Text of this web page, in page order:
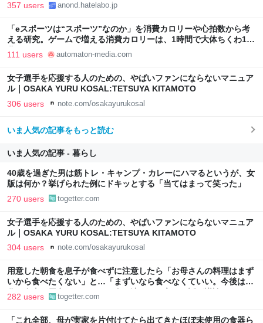
357 users anond.hatelabo.jp
「eスポーツは“スポーツ”なのか」を消費カロリーや心拍数から考
える研究。ゲームで増える消費カロリーは、1時間で大体ちくわ1本
分 - AUTOMATON
111 users automaton-media.com
女子選手を応援する人のための、やばいファンにならないマニュア
ル｜OSAKA YURU KOSAL:TETSUYA KITAMOTO
306 users note.com/osakayurukosal
いま人気の記事をもっと読む
いま人気の記事 - 暮らし
40歳を過ぎた男は筋トレ・キャンプ・カレーにハマるというが、女
版は何か？挙げられた例にドキッとする「当てはまって笑った」
270 users togetter.com
女子選手を応援する人のための、やばいファンにならないマニュア
ル｜OSAKA YURU KOSAL:TETSUYA KITAMOTO
304 users note.com/osakayurukosal
用意した朝食を息子が食べずに注意したら「お母さんの料理はまず
いから食べたくない」と…「まずいなら食べなくていい。今後は自
分で食事を用意しなさい。お金は渡す」と言った話が議論に
282 users togetter.com
「これ全部、母が実家を片付けてたら出てきたほぼ未使用の食器ら